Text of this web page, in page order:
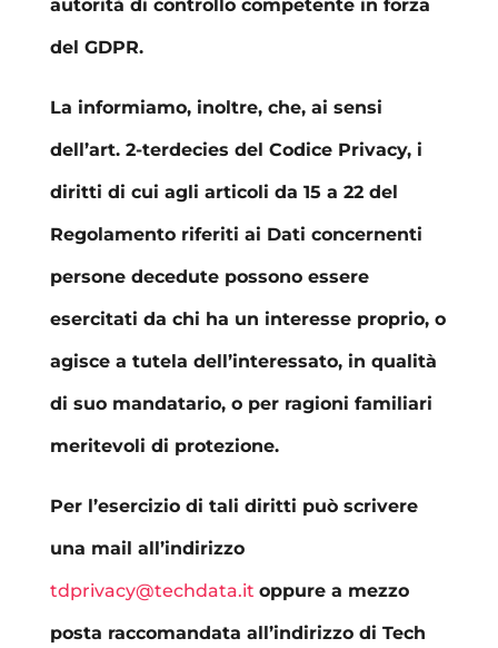
autorità di controllo competente in forza
del GDPR.
La informiamo, inoltre, che, ai sensi
dell’art. 2-terdecies del Codice Privacy, i
diritti di cui agli articoli da 15 a 22 del
Regolamento riferiti ai Dati concernenti
persone decedute possono essere
esercitati da chi ha un interesse proprio, o
agisce a tutela dell’interessato, in qualità
di suo mandatario, o per ragioni familiari
meritevoli di protezione.
Per l’esercizio di tali diritti può scrivere
una mail all’indirizzo
tdprivacy@techdata.it oppure a mezzo
posta raccomandata all’indirizzo di Tech